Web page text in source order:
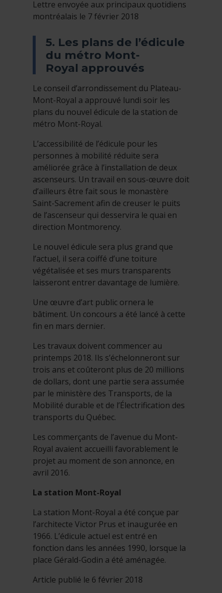
Lettre envoyée aux principaux quotidiens
montréalais le 7 février 2018
5. Les plans de l’édicule
du métro Mont-
Royal approuvés
Le conseil d’arrondissement du Plateau-
Mont-Royal a approuvé lundi soir les
plans du nouvel édicule de la station de
métro Mont-Royal.
L’accessibilité de l’édicule pour les
personnes à mobilité réduite sera
améliorée grâce à l’installation de deux
ascenseurs. Un travail en sous-œuvre doit
d’ailleurs être fait sous le monastère
Saint-Sacrement afin de creuser le puits
de l’ascenseur qui desservira le quai en
direction Montmorency.
Le nouvel édicule sera plus grand que
l’actuel, il sera coiffé d’une toiture
végétalisée et ses murs transparents
laisseront entrer davantage de lumière.
Une œuvre d’art public ornera le
bâtiment. Un concours a été lancé à cette
fin en mars dernier.
Les travaux doivent commencer au
printemps 2018. Ils s’échelonneront sur
trois ans et coûteront plus de 20 millions
de dollars, dont une partie sera assumée
par le ministère des Transports, de la
Mobilité durable et de l’Électrification des
transports du Québec.
Les commerçants de l’avenue du Mont-
Royal avaient accueilli favorablement le
projet au moment de son annonce, en
avril 2016.
La station Mont-Royal
La station Mont-Royal a été conçue par
l’architecte Victor Prus et inaugurée en
1966. L’édicule actuel est entré en
fonction dans les années 1990, lorsque la
place Gérald-Godin a été aménagée.
Article publié le 6 février 2018